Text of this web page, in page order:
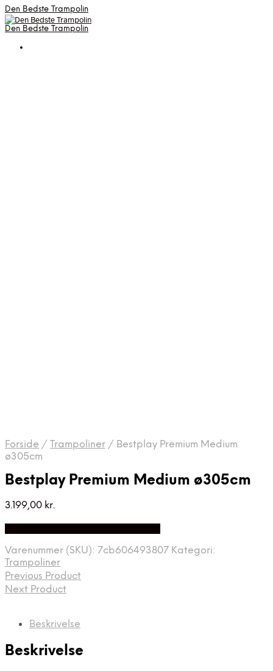
Den Bedste Trampolin
Den Bedste Trampolin
Forside / Trampoliner / Bestplay Premium Medium
ø305cm
Bestplay Premium Medium ø305cm
3.199,00 kr.
Varenummer (SKU): 7cb606493807 Kategori:
Trampoliner
Previous Product
Next Product
Beskrivelse
Beskrivelse